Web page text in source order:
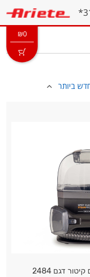
₪0
ביותר
דגם 2484